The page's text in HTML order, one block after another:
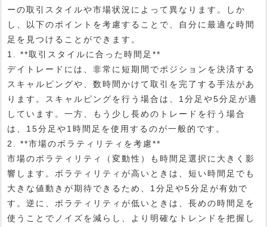
ーの取引スタイルや市場状況によって異なります。しか
し、以下のポイントを考慮することで、自分に最適な時間
足を見つけることができます。
1. **取引スタイルに合った時間足**
デイトレードには、非常に短期間でポジションを決済する
スキャルピングや、数時間かけて取引を完了する手法があ
ります。スキャルピングを行う場合は、1分足や5分足が適
しています。一方、もう少し長めのトレードを行う場合
は、15分足や1時間足を使用するのが一般的です。
2. **市場のボラティリティを考慮**
市場のボラティリティ（変動性）も時間足選択に大きく影
響します。ボラティリティが高いときは、短い時間足でも
大きな値動きが期待できるため、1分足や5分足が有効で
す。逆に、ボラティリティが低いときは、長めの時間足を
使うことでノイズを減らし、より明確なトレンドを把握し